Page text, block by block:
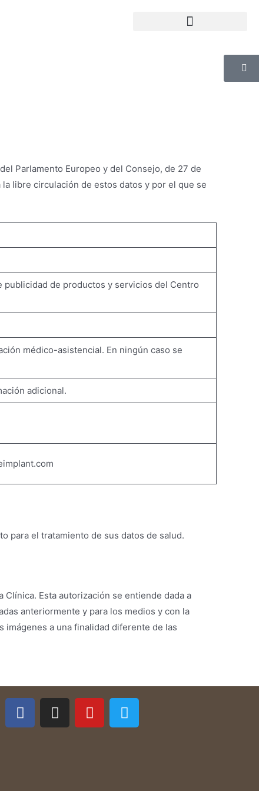
Parlamento Europeo y del Consejo, de 27 de
libre circulación de estos datos y por el que se
de productos y servicios del Centro
médico-asistencial. En ningún caso se
adicional.
para el tratamiento de sus datos de salud.
Esta autorización se entiende dada a
anteriormente y para los medios y con la
a una finalidad diferente de las